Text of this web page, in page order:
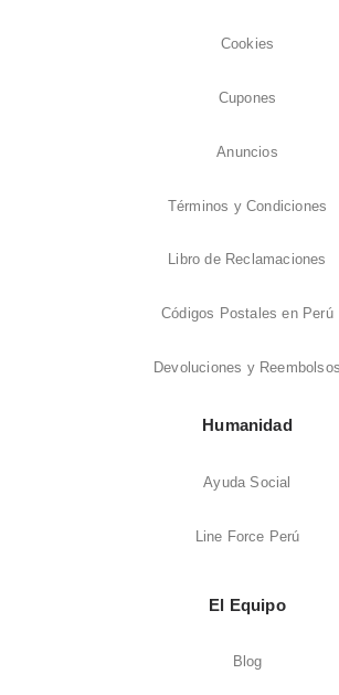
Cookies
Cupones
Anuncios
Términos y Condiciones
Libro de Reclamaciones
Códigos Postales en Perú
Devoluciones y Reembolsos
Humanidad
Ayuda Social
Line Force Perú
El Equipo
Blog